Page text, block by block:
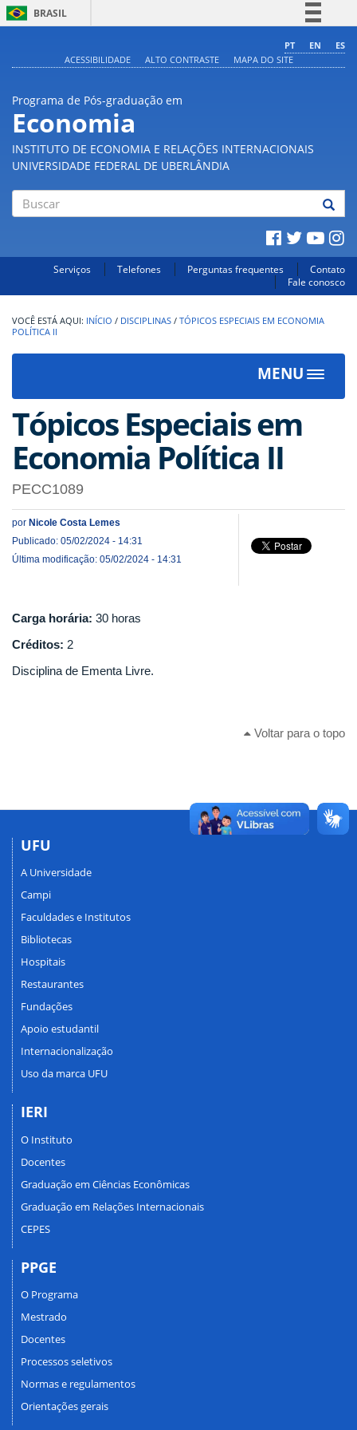
BRASIL
Comunica BR
PT EN
ES
ACESSIBILIDADE
ALTO CONTRASTE MAPA DO SITE
Programa de Pós-graduação em
Economia
INSTITUTO DE ECONOMIA E RELAÇÕES INTERNACIONAIS
UNIVERSIDADE FEDERAL DE UBERLÂNDIA
Serviços Telefones Perguntas frequentes
Contato
Fale conosco
INÍCIO / DISCIPLINAS / TÓPICOS ESPECIAIS EM ECONOMIA
POLÍTICA II
MENU
Toggle
Tópicos Especiais em
Economia Política II
PECC1089
por Nicole Costa Lemes
Publicado: 05/02/2024 - 14:31
Última modificação: 05/02/2024 - 14:31
Carga horária: 30 horas
Créditos: 2
Disciplina de Ementa Livre.
Voltar para o topo
UFU
A Universidade
Campi
Faculdades e Institutos
Bibliotecas
Hospitais
Restaurantes
Fundações
Apoio estudantil
Internacionalização
Uso da marca UFU
IERI
O Instituto
Docentes
Graduação em Ciências Econômicas
Graduação em Relações Internacionais
CEPES
PPGE
O Programa
Mestrado
Docentes
Processos seletivos
Normas e regulamentos
Orientações gerais